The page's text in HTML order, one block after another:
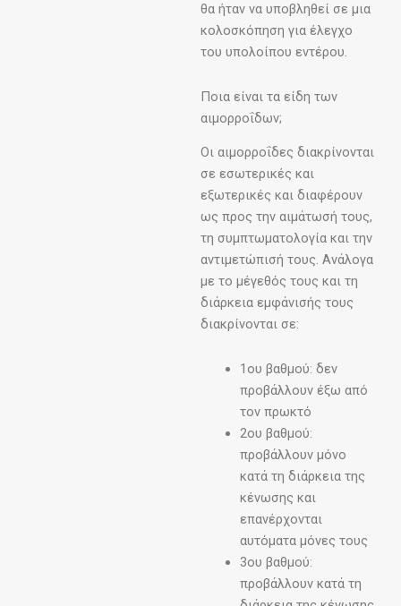
θα ήταν να υποβληθεί σε μια
κολοσκόπηση για έλεγχο
του υπολοίπου εντέρου.
Ποια είναι τα είδη των
αιμορροΐδων;
Οι αιμορροΐδες διακρίνονται
σε εσωτερικές και
εξωτερικές και διαφέρουν
ως προς την αιμάτωσή τους,
τη συμπτωματολογία και την
αντιμετώπισή τους. Ανάλογα
με το μέγεθός τους και τη
διάρκεια εμφάνισής τους
διακρίνονται σε:
1ου βαθμού: δεν
προβάλλουν έξω από
τον πρωκτό
2ου βαθμού:
προβάλλουν μόνο
κατά τη διάρκεια της
κένωσης και
επανέρχονται
αυτόματα μόνες τους
3ου βαθμού:
προβάλλουν κατά τη